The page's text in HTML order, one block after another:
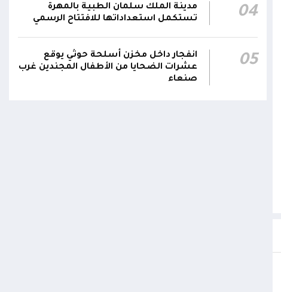
23:05
جدد #المكتب_السياسي تمسكه بمواصلة النضال
البلاد واستعادة العاصمة صنعاء وإنهاء الانقلاب
04
مدينة الملك سلمان الطبية بالمهرة
تستكمل استعداداتها للافتتاح الرسمي
05
انفجار داخل مخزن أسلحة حوثي يوقع
عشرات الضحايا من الأطفال المجندين غرب
صنعاء